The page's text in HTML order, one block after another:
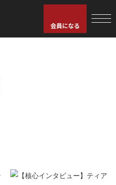
会員になる